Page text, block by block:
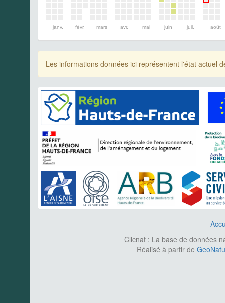
janv. févr. mars avr. mai juin juil. août
Les informations données ici représentent l'état actuel
Clicnat : La base de données
Réalisé à partir de